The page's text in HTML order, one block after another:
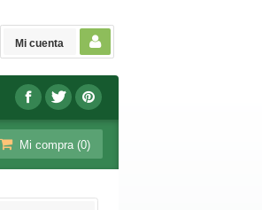
Mi cuenta
Mi compra (0)